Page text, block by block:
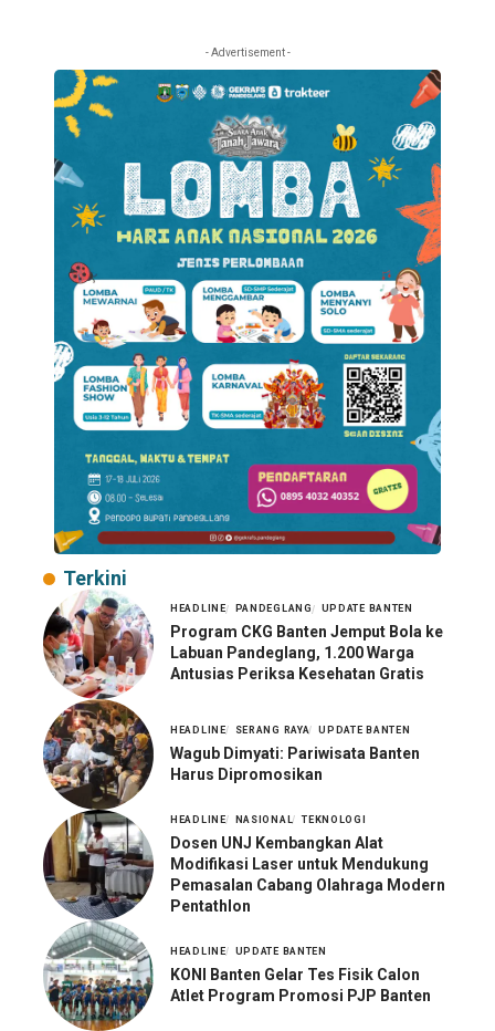
- Advertisement -
Terkini
HEADLINE PANDEGLANG UPDATE BANTEN
Program CKG Banten Jemput Bola ke
Labuan Pandeglang, 1.200 Warga
Antusias Periksa Kesehatan Gratis
HEADLINE SERANG RAYA UPDATE BANTEN
Wagub Dimyati: Pariwisata Banten
Harus Dipromosikan
HEADLINE NASIONAL TEKNOLOGI
Dosen UNJ Kembangkan Alat
Modifikasi Laser untuk Mendukung
Pemasalan Cabang Olahraga Modern
Pentathlon
HEADLINE UPDATE BANTEN
KONI Banten Gelar Tes Fisik Calon
Atlet Program Promosi PJP Banten